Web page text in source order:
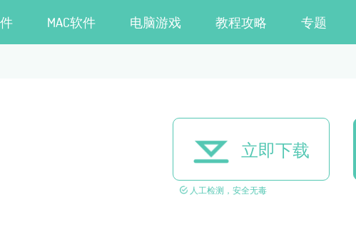
MAC软件 电脑游戏 教程攻略 专题
立即下载
人工检测，安全无毒